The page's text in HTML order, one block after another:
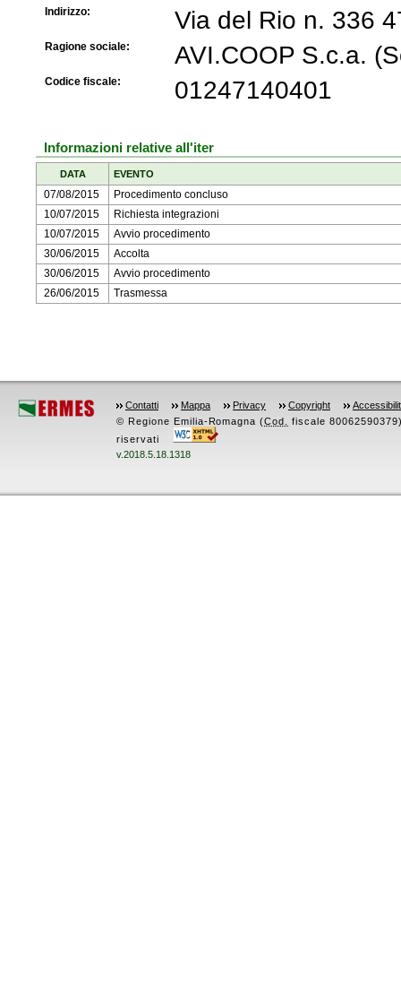
Indirizzo: Via del Rio n. 336
Ragione sociale: AVI.COOP S.c.a.
Codice fiscale: 01247140401
Informazioni relative all'iter
DATA EVENTO
07/08/2015
Procedimento concluso
10/07/2015
Richiesta integrazioni
10/07/2015
Avvio procedimento
30/06/2015
Accolta
30/06/2015
Avvio procedimento
26/06/2015
Trasmessa
Contatti Mappa Privacy Copyright
© Regione Emilia-Romagna (Cod.
fiscale
riservati
v.2018.5.18.1318